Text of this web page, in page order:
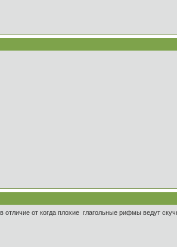
от когда плохие глагольные рифмы ведут